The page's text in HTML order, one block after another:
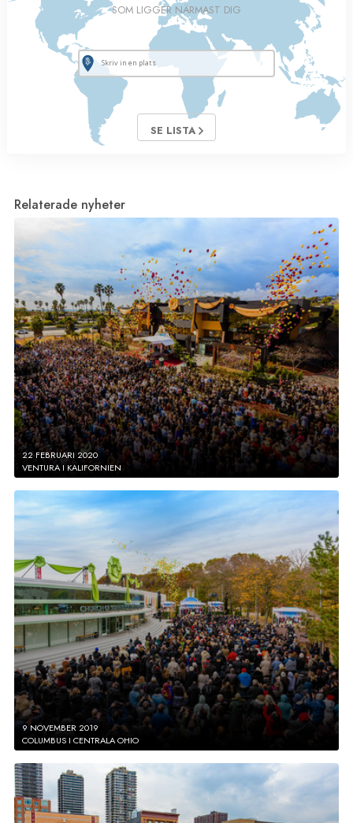
SOM LIGGER NÄRMAST DIG
SE LISTA
Relaterade nyheter
22 FEBRUARI 2020
VENTURA I KALIFORNIEN
9 NOVEMBER 2019
COLUMBUS I CENTRALA OHIO